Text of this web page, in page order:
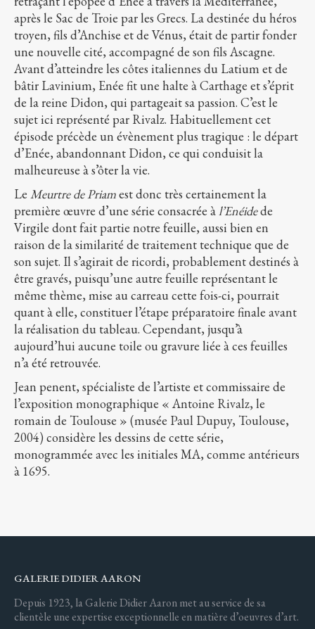
après le Sac de Troie par les Grecs. La destinée du héros
troyen, fils d’Anchise et de Vénus, était de partir fonder
une nouvelle cité, accompagné de son fils Ascagne.
Avant d’atteindre les côtes italiennes du Latium et de
bâtir Lavinium, Enée fit une halte à Carthage et s’éprit
de la reine Didon, qui partageait sa passion. C’est le
sujet ici représenté par Rivalz. Habituellement cet
épisode précède un évènement plus tragique : le départ
d’Enée, abandonnant Didon, ce qui conduisit la
malheureuse à s’ôter la vie.
Le Meurtre de Priamest donc très certainement la
première œuvre d’une série consacrée àl’Enéidede
Virgile dont fait partie notre feuille, aussi bien en
raison de la similarité de traitement technique que de
son sujet. Il s’agirait de ricordi, probablement destinés à
être gravés, puisqu’une autre feuille représentant le
même thème, mise au carreau cette fois-ci, pourrait
quant à elle, constituer l’étape préparatoire finale avant
la réalisation du tableau. Cependant, jusqu’à
aujourd’hui aucune toile ou gravure liée à ces feuilles
n’a été retrouvée.
Jean penent, spécialiste de l’artiste et commissaire de
l’exposition monographique « Antoine Rivalz, le
romain de Toulouse » (musée Paul Dupuy, Toulouse,
2004) considère les dessins de cette série,
monogrammée avec les initiales MA, comme antérieurs
à 1695.
GALERIE DIDIER AARON
Depuis 1923, la Galerie Didier Aaron met au service de sa
clientèle une expertise exceptionnelle en matière d’oeuvres d’art.